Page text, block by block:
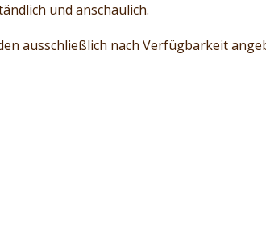
und anschaulich.
ausschließlich nach Verfügbarkeit